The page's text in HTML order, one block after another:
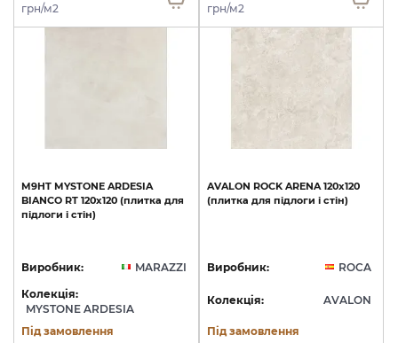
грн/м2 грн/м2
M9HT MYSTONE ARDESIA
BIANCO RT 120х120 (плитка для
підлоги і стін)
Виробник:
MARAZZI
Колекція:
MYSTONE ARDESIA
Під замовлення
AVALON ROCK ARENA 120x120
(плитка для підлоги і стін)
Виробник: ROCA
Колекція: AVALON
Під замовлення